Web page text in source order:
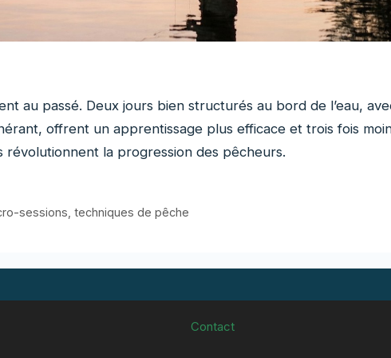
au passé. Deux jours bien structurés au bord de l’eau,
offrent un apprentissage plus efficace et trois fois
révolutionnent la progression des pêcheurs.
sessions techniques de pêche
Contact